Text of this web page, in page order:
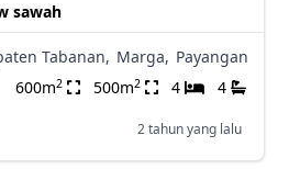
sawah
Tabanan, Marga, Payangan
600m2 500m2 4 4
2 tahun yang lalu